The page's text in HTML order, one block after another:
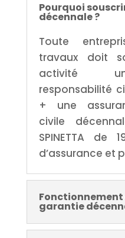
Pourquoi
décennale ?
Toute
travaux doit
activité
responsabilité
+ une
civile
SPINETTA de
d’assurance et
Fonctionnement
garantie